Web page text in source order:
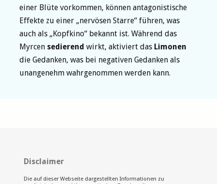
einer Blüte vorkommen, können antagonistische
Effekte zu einer „nervösen Starre“ führen, was
auch als „Kopfkino“ bekannt ist. Während das
Myrcen sedierend wirkt, aktiviert das Limonen
die Gedanken, was bei negativen Gedanken als
unangenehm wahrgenommen werden kann.
Disclaimer
Die auf dieser Webseite dargestellten Informationen zu